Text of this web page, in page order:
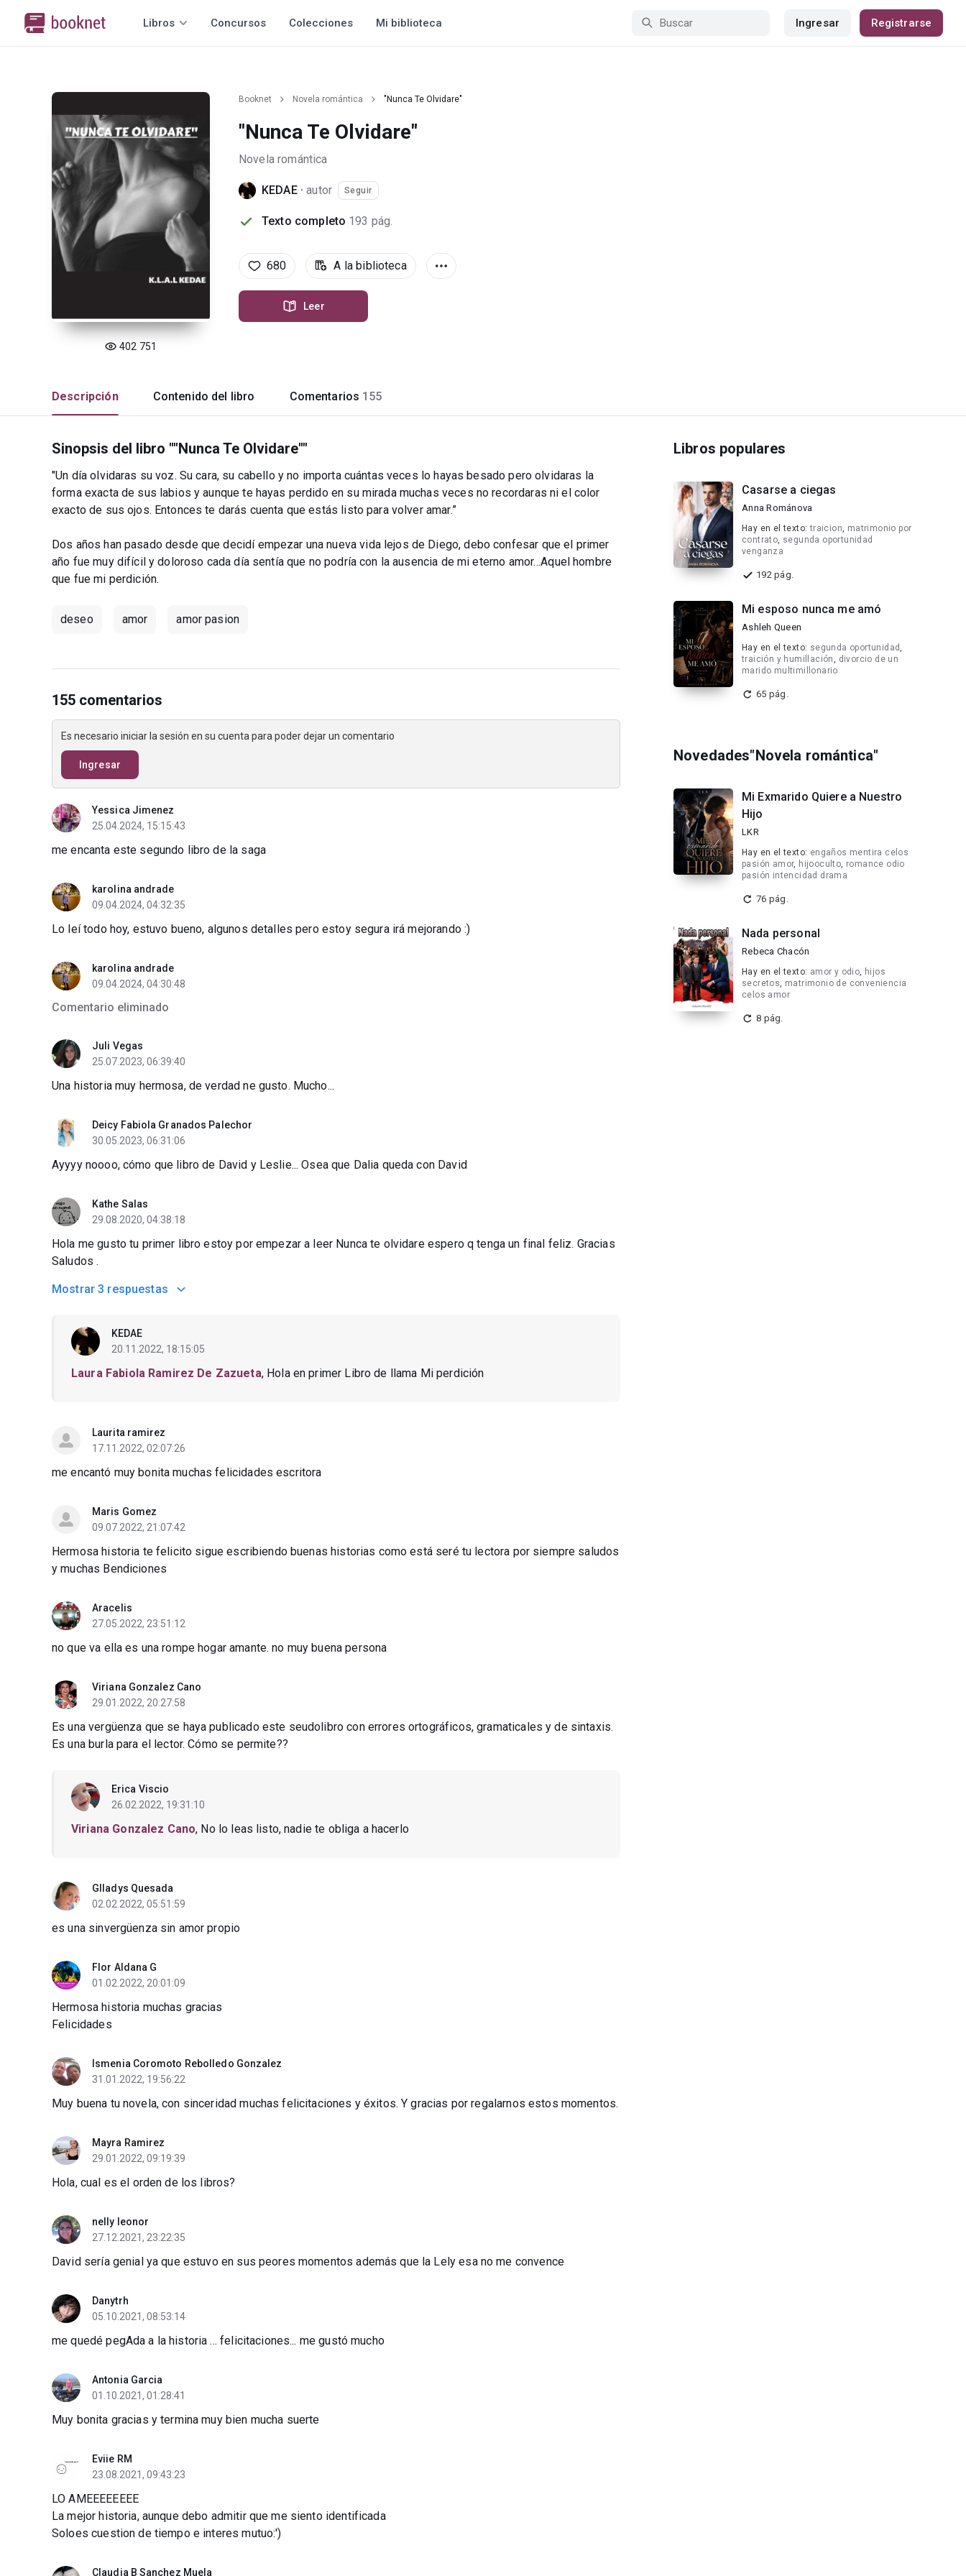
Libros Concursos Colecciones Mi biblioteca Ingresar Registrarse
402 751
Booknet Novela romántica "Nunca Te Olvidare"
"Nunca Te Olvidare"
Novela romántica
KEDAE·autor Seguir
Texto completo 193 pág.
680 A la biblioteca
Leer
Descripción Contenido del libro Comentarios 155
Sinopsis del libro ""Nunca Te Olvidare""
"Un día olvidaras su voz. Su cara, su cabello y no importa cuántas veces lo hayas besado pero olvidaras la
forma exacta de sus labios y aunque te hayas perdido en su mirada muchas veces no recordaras ni el color
exacto de sus ojos. Entonces te darás cuenta que estás listo para volver amar.”
Dos años han pasado desde que decidí empezar una nueva vida lejos de Diego, debo confesar que el primer
año fue muy difícil y doloroso cada día sentía que no podría con la ausencia de mi eterno amor…Aquel hombre
que fue mi perdición.
deseo amor amor pasion
155 comentarios
Es necesario iniciar la sesión en su cuenta para poder dejar un comentario
Ingresar
Yessica Jimenez
25.04.2024, 15:15:43
me encanta este segundo libro de la saga
karolina andrade
09.04.2024, 04:32:35
Lo leí todo hoy, estuvo bueno, algunos detalles pero estoy segura irá mejorando :)
karolina andrade
09.04.2024, 04:30:48
Comentario eliminado
Juli Vegas
25.07.2023, 06:39:40
Una historia muy hermosa, de verdad ne gusto. Mucho...
Deicy Fabiola Granados Palechor
30.05.2023, 06:31:06
Ayyyy noooo, cómo que libro de David y Leslie... Osea que Dalia queda con David
Kathe Salas
29.08.2020, 04:38:18
Hola me gusto tu primer libro estoy por empezar a leer Nunca te olvidare espero q tenga un final feliz. Gracias
Saludos .
Mostrar 3 respuestas
KEDAE
20.11.2022, 18:15:05
Laura Fabiola Ramirez De Zazueta, Hola en primer Libro de llama Mi perdición
Laurita ramirez
17.11.2022, 02:07:26
me encantó muy bonita muchas felicidades escritora
Maris Gomez
09.07.2022, 21:07:42
Hermosa historia te felicito sigue escribiendo buenas historias como está seré tu lectora por siempre saludos
y muchas Bendiciones
Aracelis
27.05.2022, 23:51:12
no que va ella es una rompe hogar amante. no muy buena persona
Viriana Gonzalez Cano
29.01.2022, 20:27:58
Es una vergüenza que se haya publicado este seudolibro con errores ortográficos, gramaticales y de sintaxis.
Es una burla para el lector. Cómo se permite??
Erica Viscio
26.02.2022, 19:31:10
Viriana Gonzalez Cano, No lo leas listo, nadie te obliga a hacerlo
Glladys Quesada
02.02.2022, 05:51:59
es una sinvergüenza sin amor propio
Flor Aldana G
01.02.2022, 20:01:09
Hermosa historia muchas gracias
Felicidades
Ismenia Coromoto Rebolledo Gonzalez
31.01.2022, 19:56:22
Muy buena tu novela, con sinceridad muchas felicitaciones y éxitos. Y gracias por regalarnos estos momentos.
Mayra Ramirez
29.01.2022, 09:19:39
Hola, cual es el orden de los libros?
nelly leonor
27.12.2021, 23:22:35
David sería genial ya que estuvo en sus peores momentos además que la Lely esa no me convence
Danytrh
05.10.2021, 08:53:14
me quedé pegAda a la historia ... felicitaciones... me gustó mucho
Antonia Garcia
01.10.2021, 01:28:41
Muy bonita gracias y termina muy bien mucha suerte
Eviie RM
23.08.2021, 09:43:23
LO AMEEEEEEEE
La mejor historia, aunque debo admitir que me siento identificada
Soloes cuestion de tiempo e interes mutuo:')
Claudia B Sanchez Muela
Libros populares
Casarse a ciegas
Anna Románova
Hay en el texto:traicion, matrimonio por
contrato, segunda oportunidad
venganza
192 pág.
Mi esposo nunca me amó
Ashleh Queen
Hay en el texto: segunda oportunidad,
traición y humillación, divorcio de un
marido multimillonario
65 pág.
Novedades"Novela romántica"
Mi Exmarido Quiere a Nuestro
Hijo
LKR
Hay en el texto: engaños mentira celos
pasión amor, hijooculto, romance odio
pasión intencidad drama
76 pág.
Nada personal
Rebeca Chacón
Hay en el texto: amor y odio, hijos
secretos, matrimonio de conveniencia
celos amor
8 pág.